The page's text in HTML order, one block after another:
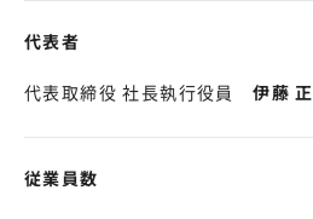
代表者
代表取締役 社長執行役員伊藤 正
従業員数